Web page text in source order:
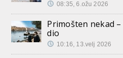
08:35, 6.ožu 2026
Primošten nekad
dio
10:16, 13.velj 2026